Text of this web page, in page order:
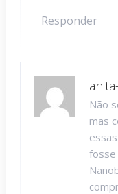
Responder
Não
mas